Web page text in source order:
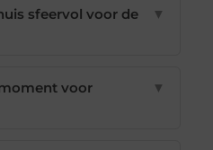
sfeervol voor de
▼
voor
▼